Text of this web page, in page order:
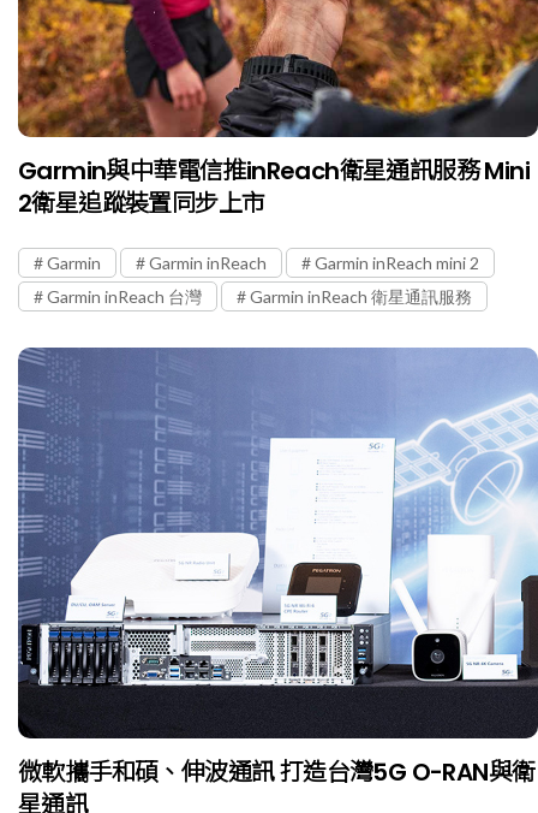
Garmin與中華電信推inReach衛星通訊服務 Mini
2衛星追蹤裝置同步上市
Garmin Garmin inReach
Garmin inReach mini 2
Garmin inReach 台灣
Garmin inReach 衛星通訊服務
微軟攜手和碩、伸波通訊 打造台灣5G O-RAN與衛
星通訊